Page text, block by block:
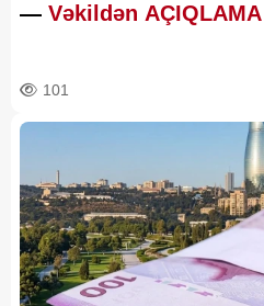
— Vəkildən AÇIQLAMA
101